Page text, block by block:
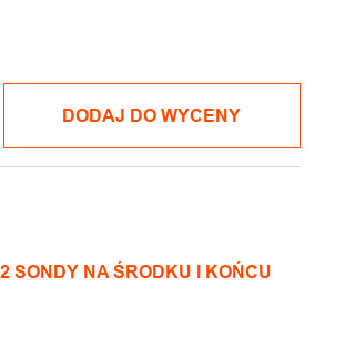
DODAJ DO WYCENY
SONDY NA ŚRODKU I KOŃCU